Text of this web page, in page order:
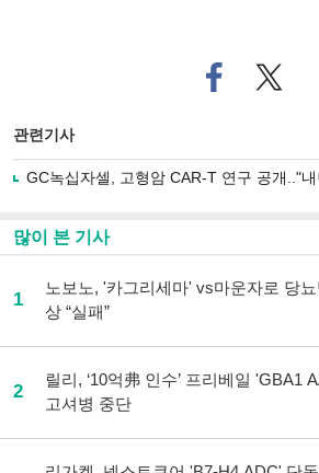
페
이
로
기
트위
터로
관련기사
GC녹십자셀, 고형암 CAR-T 연구 공개.."
많이 본 기사
1
노보노, '카그리세마' vs마운자로 당
상 “실패”
2
릴리, ‘10억弗 인수’ 프리베일 'GBA1
고셔병 중단